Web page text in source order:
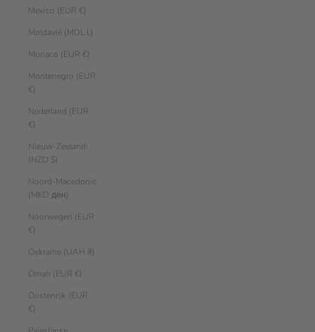
Mexico (EUR €)
Moldavië (MDL L)
Monaco (EUR €)
Montenegro (EUR
€)
Nederland (EUR
€)
Nieuw-Zeeland
(NZD $)
Noord-Macedonië
(MKD ден)
Noorwegen (EUR
€)
Oekraïne (UAH ₴)
Oman (EUR €)
Oostenrijk (EUR
€)